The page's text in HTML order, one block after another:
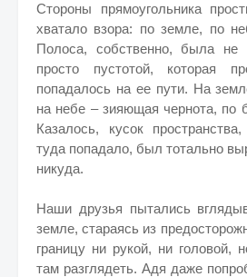
Стороны прямоугольника
хватало взора: по земле, по
Полоса, собственно, была не
просто пустотой, которая
попадалось на ее пути. На
на небе – зияющая чернота, по
Казалось, кусок
туда попадало, был тотально
никуда.
Наши друзья пытались
земле, стараясь из
границу ни рукой, ни головой,
там разглядеть. Адя даже